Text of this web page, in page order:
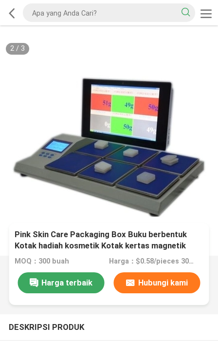
2/ 3
Pink Skin Care Packaging Box Buku berbentuk
Kotak hadiah kosmetik Kotak kertas magnetik
Untuk perawatan kulit Botol kosmetik dengan
MOQ：300 buah Harga：$0.58/pieces 300-2999 pieces
Harga terbaik Hubungi kami
DESKRIPSI PRODUK